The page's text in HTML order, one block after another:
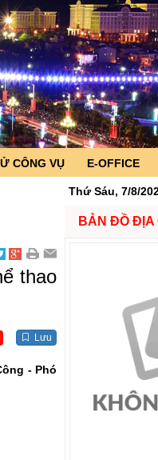
cách Hồ Chí Minh”
CÔNG VỤ E-OFFICE
Thứ Sáu, 7/8/
thao
Lưu
- Phó
BẢN ĐỒ ĐỊA